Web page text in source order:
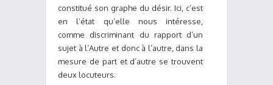
constitué son graphe du désir. Ici, c’est
en l’état qu’elle nous intéresse,
comme discriminant du rapport d’un
sujet à l’Autre et donc à l’autre, dans la
mesure de part et d’autre se trouvent
deux locuteurs.